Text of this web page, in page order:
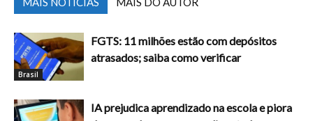
Brasil
FGTS: 11 milhões estão com depósitos
atrasados; saiba como verificar
IA prejudica aprendizado na escola e piora